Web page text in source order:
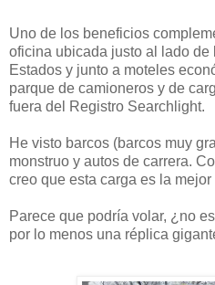
Uno de los beneficios
oficina ubicada justo al lado de
Estados y junto a moteles
parque de camioneros y de
fuera del Registro Searchlight.
He visto barcos (barcos muy
monstruo y autos de carrera.
creo que esta carga es la mejor
Parece que podría volar, ¿no
por lo menos una réplica